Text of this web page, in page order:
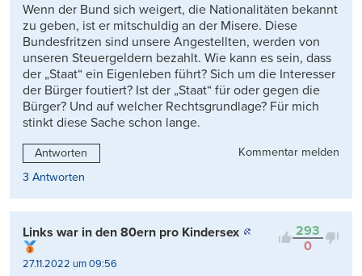
Wenn der Bund sich weigert, die Nationalitäten bekannt
zu geben, ist er mitschuldig an der Misere. Diese
Bundesfritzen sind unsere Angestellten, werden von
unseren Steuergeldern bezahlt. Wie kann es sein, dass
der „Staat“ ein Eigenleben führt? Sich um die Interesser
der Bürger foutiert? Ist der „Staat“ für oder gegen die
Bürger? Und auf welcher Rechtsgrundlage? Für mich
stinkt diese Sache schon lange.
Antworten
Kommentar melden
3 Antworten
293
0
Links war in den 80ern pro Kindersex
27.11.2022 um 09:56